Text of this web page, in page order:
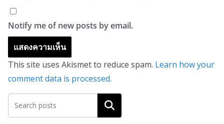
Notify me of new posts by email.
This site uses Akismet to reduce spam. Learn how your
comment data is processed.
ค้นหา